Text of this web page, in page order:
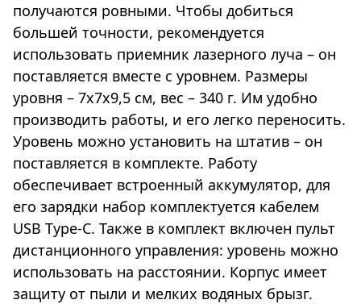
получаются ровными. Чтобы добиться
большей точности, рекомендуется
использовать приемник лазерного луча – он
поставляется вместе с уровнем. Размеры
уровня – 7х7х9,5 см, вес – 340 г. Им удобно
производить работы, и его легко переносить.
Уровень можно установить на штатив – он
поставляется в комплекте. Работу
обеспечивает встроенный аккумулятор, для
его зарядки набор комплектуется кабелем
USB Type-C. Также в комплект включен пульт
дистанционного управления: уровень можно
использовать на расстоянии. Корпус имеет
защиту от пыли и мелких водяных брызг.